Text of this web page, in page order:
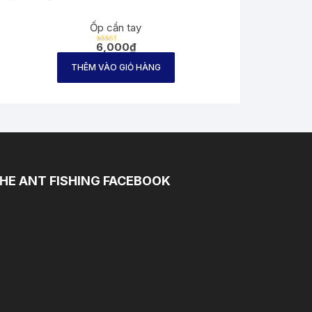
Ốp cần tay
Được
hạng
2.61
6,000₫
THÊM VÀO GIỎ HÀNG
ANT FISHING FACEBOOK